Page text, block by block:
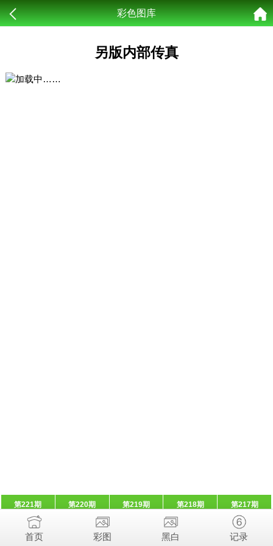
彩色图库
另版内部传真
第221期 第220期 第219期 第218期 第217期
首页 彩图 黑白 记录